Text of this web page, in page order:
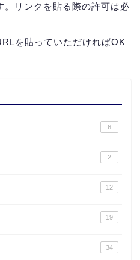
。リンクを貼る際の許可は必
を貼っていただければOK
6
2
12
19
34